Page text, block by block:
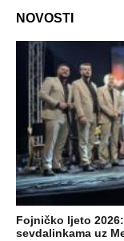
NOVOSTI
Fojničko ljeto
sevdalinkama uz